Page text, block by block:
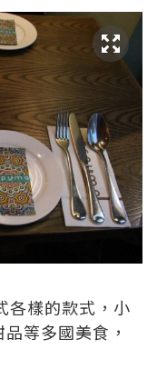
各樣的款式，小
等多國美食，